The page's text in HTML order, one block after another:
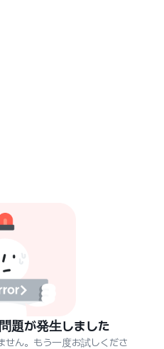
題が発生しました
ん。もう一度お試しくださ